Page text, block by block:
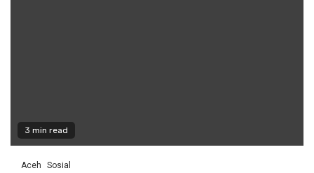
3 min read
Aceh Sosial